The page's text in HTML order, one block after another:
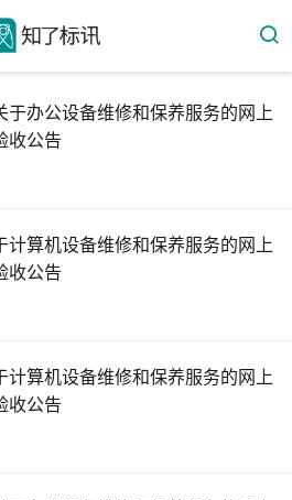
于办公设备维修和保养服务的网上
收公告
计算机设备维修和保养服务的网上
收公告
计算机设备维修和保养服务的网上
收公告